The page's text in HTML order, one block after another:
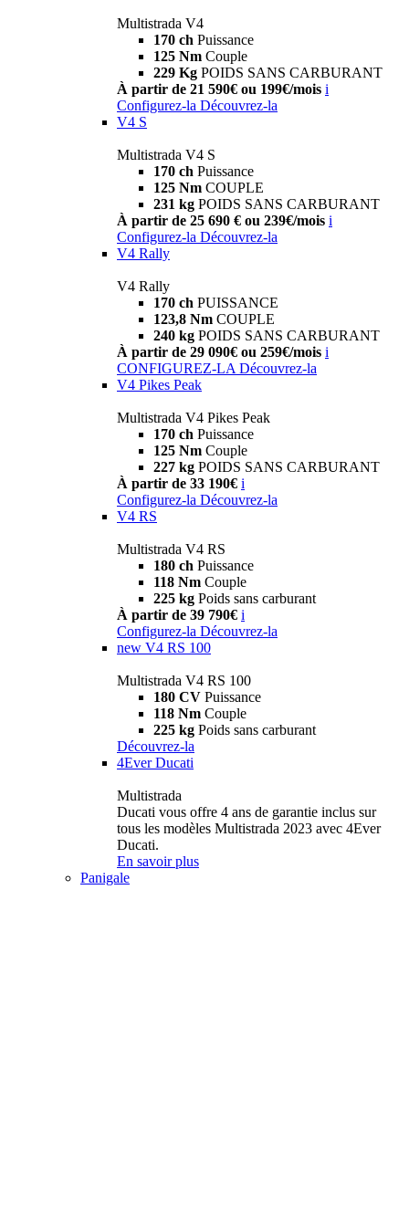
Multistrada V4
170 ch Puissance
125 Nm Couple
229 Kg POIDS SANS CARBURANT
À partir de 21 590€ ou 199€/mois i
Configurez-la Découvrez-la
V4 S
Multistrada V4 S
170 ch Puissance
125 Nm COUPLE
231 kg POIDS SANS CARBURANT
À partir de 25 690 € ou 239€/mois i
Configurez-la Découvrez-la
V4 Rally
V4 Rally
170 ch PUISSANCE
123,8 Nm COUPLE
240 kg POIDS SANS CARBURANT
À partir de 29 090€ ou 259€/mois i
CONFIGUREZ-LA Découvrez-la
V4 Pikes Peak
Multistrada V4 Pikes Peak
170 ch Puissance
125 Nm Couple
227 kg POIDS SANS CARBURANT
À partir de 33 190€ i
Configurez-la Découvrez-la
V4 RS
Multistrada V4 RS
180 ch Puissance
118 Nm Couple
225 kg Poids sans carburant
À partir de 39 790€ i
Configurez-la Découvrez-la
new V4 RS 100
Multistrada V4 RS 100
180 CV Puissance
118 Nm Couple
225 kg Poids sans carburant
Découvrez-la
4Ever Ducati
Multistrada
Ducati vous offre 4 ans de garantie inclus sur
tous les modèles Multistrada 2023 avec 4Ever
Ducati.
En savoir plus
Panigale